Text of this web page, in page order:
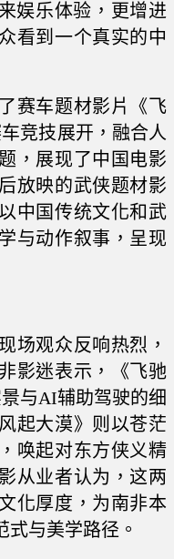
娱乐体验，更增进
看到一个真实的中
车题材影片《飞
竞技展开，融合人
，展现了中国电影
放映的武侠题材影
中国传统文化和武
与动作叙事，呈现
观众反响热烈，
影迷表示，《飞驰
与AI辅助驾驶的细
起大漠》则以苍茫
唤起对东方侠义精
从业者认为，这两
化厚度，为南非本
式与美学路径。